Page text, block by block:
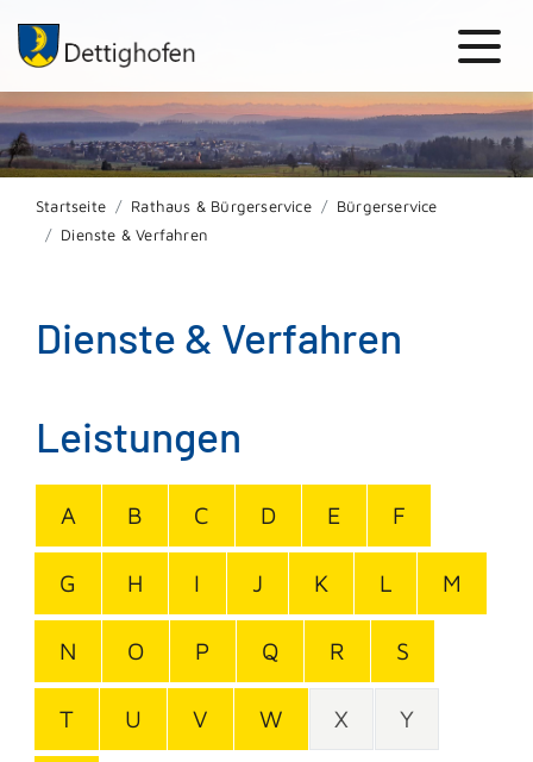
Startseite Rathaus & Bürgerservice
Bürgerservice
Dienste & Verfahren
Dienste & Verfahren
Leistungen
A B C D E F
G H I J K L M
N O P Q R S
T U V W X Y